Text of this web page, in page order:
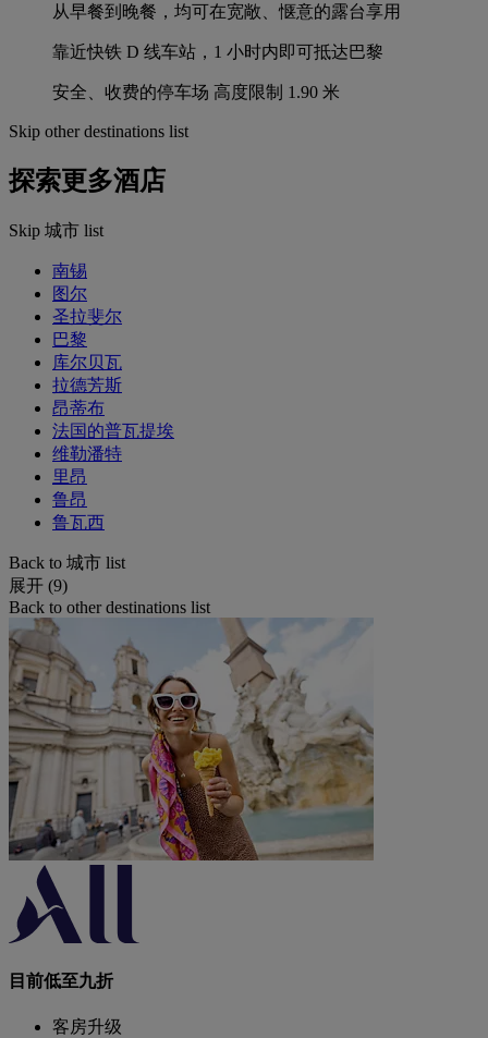
从早餐到晚餐，均可在宽敞、惬意的露台享用
靠近快铁 D 线车站，1 小时内即可抵达巴黎
安全、收费的停车场 高度限制 1.90 米
Skip other destinations list
探索更多酒店
Skip 城市 list
南锡
图尔
圣拉斐尔
巴黎
库尔贝瓦
拉德芳斯
昂蒂布
法国的普瓦提埃
维勒潘特
里昂
鲁昂
鲁瓦西
Back to 城市 list
展开 (9)
Back to other destinations list
目前低至九折
客房升级